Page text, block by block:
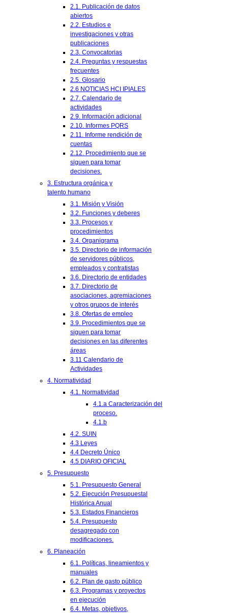
2.1. Publicación de datos
abiertos
2.2. Estudios e
investigaciones y otras
publicaciones
2.3. Convocatorias
2.4. Preguntas y respuestas
frecuentes
2.5. Glosario
2.6 NOTICIAS HCI IPIALES
2.7. Calendario de
actividades
2.9. Información adicional
2.10. Informes PQRS
2.11. Informe rendición de
cuentas
2.12. Procedimiento que se
siguen para tomar
decisiones.
3. Estructura orgánica y
talento humano
3.1. Misión y Visión
3.2. Funciones y deberes
3.3. Procesos y
procedimientos
3.4. Organigrama
3.5. Directorio de información
de servidores públicos,
empleados y contratistas
3.6. Directorio de entidades
3.7. Directorio de
asociaciones, agremiaciones
y otros grupos de interés
3.8. Ofertas de empleo
3.9. Procedimientos que se
siguen para tomar
decisiones en las diferentes
áreas
3.11 Calendario de
Actividades
4. Normatividad
4.1. Normatividad
4.1.a Caracterización del
proceso.
4.1.b
4.2. SUIN
4.3 Leyes
4.4 Decreto Único
4.5 DIARIO OFICIAL
5. Presupuesto
5.1. Presupuesto General
5.2. Ejecución Presupuestal
Histórica Anual
5.3. Estados Financieros
5.4. Presupuesto
desagregado con
modificaciones.
6. Planeación
6.1. Políticas, lineamientos y
manuales
6.2. Plan de gasto público
6.3. Programas y proyectos
en ejecución
6.4. Metas, objetivos,